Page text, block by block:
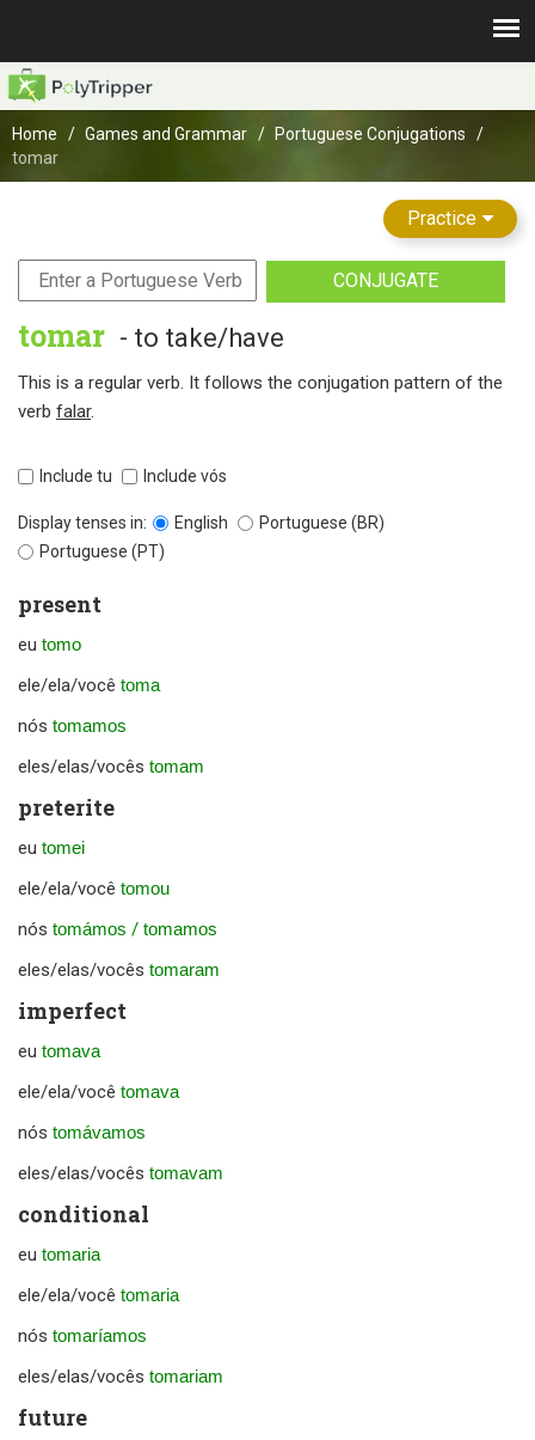
Home Games and Grammar
Portuguese Conjugations
tomar
Practice
CONJUGATE
tomar - to take/have
This is a regular verb. It follows the conjugation pattern of the
verb falar.
Include tu Include vós
Display tenses in: English
Portuguese (BR)
Portuguese (PT)
present
eu tomo
ele/ela/você toma
nós tomamos
eles/elas/vocês tomam
preterite
eu tomei
ele/ela/você tomou
nós tomámos / tomamos
eles/elas/vocês tomaram
imperfect
eu tomava
ele/ela/você tomava
nós tomávamos
eles/elas/vocês tomavam
conditional
eu tomaria
ele/ela/você tomaria
nós tomaríamos
eles/elas/vocês tomariam
future